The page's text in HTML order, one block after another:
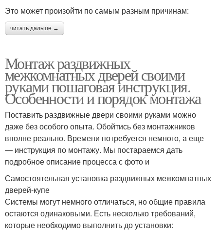
Это может произойти по самым разным причинам:
читать дальше →
Монтаж раздвижных
межкомнатных дверей своими
руками пошаговая инструкция.
Особенности и порядок монтажа
Поставить раздвижные двери своими руками можно
даже без особого опыта. Обойтись без монтажников
вполне реально. Времени потребуется немного, а еще
— инструкция по монтажу. Мы постараемся дать
подробное описание процесса с фото и
Самостоятельная установка раздвижных межкомнатных
дверей-купе
Системы могут немного отличаться, но общие правила
остаются одинаковыми. Есть несколько требований,
которые необходимо выполнить до установки: